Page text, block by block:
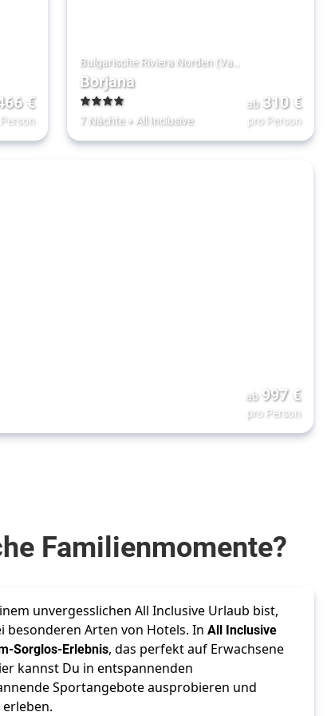
€
Bulgarische Riviera Norden (Varna)
Borjana
4
7 Nächte+ All Inclusive
ab 310€
pro Person
ab 997€
pro Person
Familienmomente?
unvergesslichen All Inclusive Urlaub bist,
besonderen Arten von Hotels. In All Inclusive
Sorglos-Erlebnis, das perfekt auf Erwachsene
kannst Du in entspannenden
Sportangebote ausprobieren und